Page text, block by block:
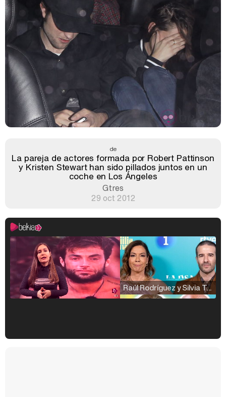
de
La pareja de actores formada por Robert Pattinson
y Kristen Stewart han sido pillados juntos en un
coche en Los Ángeles
Gtres
29 oct 2012
Raúl Rodríguez y Silvia Taulés nos cuentan su papel en 'La familia de la tele'